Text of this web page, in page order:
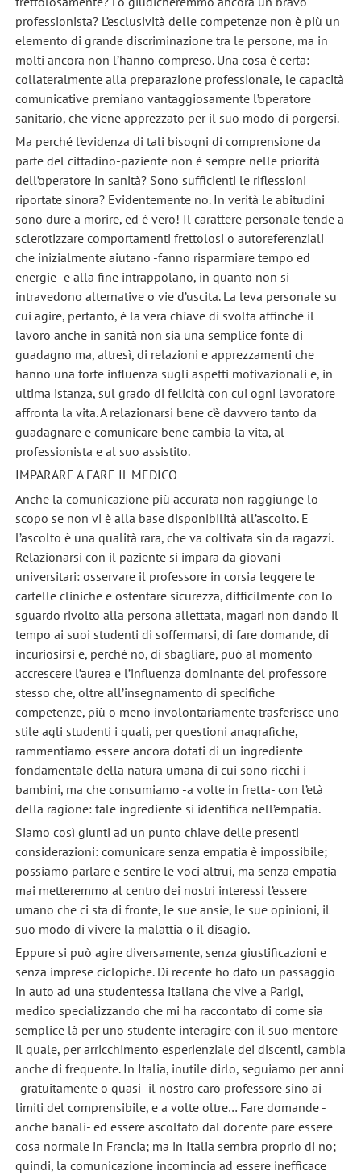
professionista? L’esclusività delle competenze non è più un
elemento di grande discriminazione tra le persone, ma in
molti ancora non l’hanno compreso. Una cosa è certa:
collateralmente alla preparazione professionale, le capacità
comunicative premiano vantaggiosamente l’operatore
sanitario, che viene apprezzato per il suo modo di porgersi.
Ma perché l’evidenza di tali bisogni di comprensione da
parte del cittadino-paziente non è sempre nelle priorità
dell’operatore in sanità? Sono sufficienti le riflessioni
riportate sinora? Evidentemente no. In verità le abitudini
sono dure a morire, ed è vero! Il carattere personale tende a
sclerotizzare comportamenti frettolosi o autoreferenziali
che inizialmente aiutano -fanno risparmiare tempo ed
energie- e alla fine intrappolano, in quanto non si
intravedono alternative o vie d’uscita. La leva personale su
cui agire, pertanto, è la vera chiave di svolta affinché il
lavoro anche in sanità non sia una semplice fonte di
guadagno ma, altresì, di relazioni e apprezzamenti che
hanno una forte influenza sugli aspetti motivazionali e, in
ultima istanza, sul grado di felicità con cui ogni lavoratore
affronta la vita. A relazionarsi bene c’è davvero tanto da
guadagnare e comunicare bene cambia la vita, al
professionista e al suo assistito.
IMPARARE A FARE IL MEDICO
Anche la comunicazione più accurata non raggiunge lo
scopo se non vi è alla base disponibilità all’ascolto. E
l’ascolto è una qualità rara, che va coltivata sin da ragazzi.
Relazionarsi con il paziente si impara da giovani
universitari: osservare il professore in corsia leggere le
cartelle cliniche e ostentare sicurezza, difficilmente con lo
sguardo rivolto alla persona allettata, magari non dando il
tempo ai suoi studenti di soffermarsi, di fare domande, di
incuriosirsi e, perché no, di sbagliare, può al momento
accrescere l’aurea e l’influenza dominante del professore
stesso che, oltre all’insegnamento di specifiche
competenze, più o meno involontariamente trasferisce uno
stile agli studenti i quali, per questioni anagrafiche,
rammentiamo essere ancora dotati di un ingrediente
fondamentale della natura umana di cui sono ricchi i
bambini, ma che consumiamo -a volte in fretta- con l’età
della ragione: tale ingrediente si identifica nell’empatia.
Siamo così giunti ad un punto chiave delle presenti
considerazioni: comunicare senza empatia è impossibile;
possiamo parlare e sentire le voci altrui, ma senza empatia
mai metteremmo al centro dei nostri interessi l’essere
umano che ci sta di fronte, le sue ansie, le sue opinioni, il
suo modo di vivere la malattia o il disagio.
Eppure si può agire diversamente, senza giustificazioni e
senza imprese ciclopiche. Di recente ho dato un passaggio
in auto ad una studentessa italiana che vive a Parigi,
medico specializzando che mi ha raccontato di come sia
semplice là per uno studente interagire con il suo mentore
il quale, per arricchimento esperienziale dei discenti, cambia
anche di frequente. In Italia, inutile dirlo, seguiamo per anni
-gratuitamente o quasi- il nostro caro professore sino ai
limiti del comprensibile, e a volte oltre… Fare domande -
anche banali- ed essere ascoltato dal docente pare essere
cosa normale in Francia; ma in Italia sembra proprio di no;
quindi, la comunicazione incomincia ad essere inefficace